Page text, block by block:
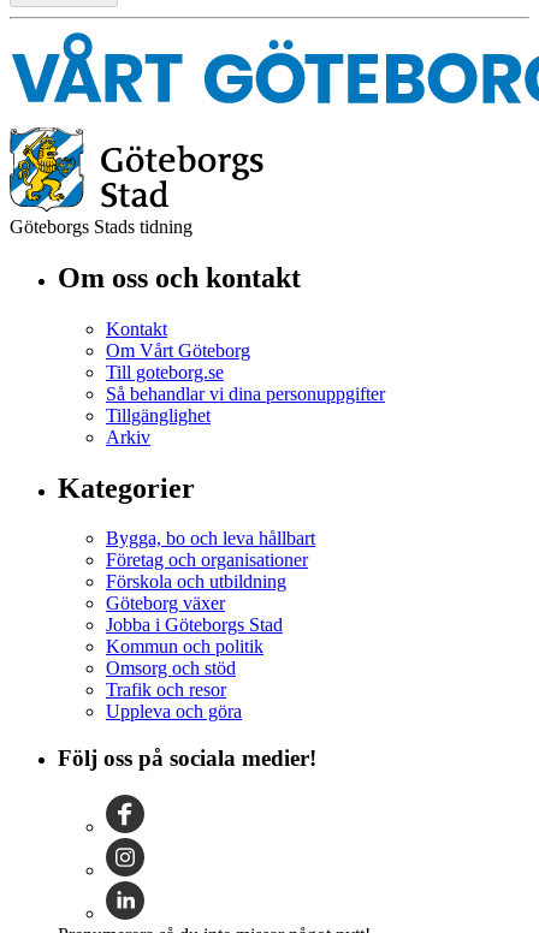
Göteborgs Stads tidning
Om oss och kontakt
Kontakt
Om Vårt Göteborg
Till goteborg.se
Så behandlar vi dina personuppgifter
Tillgänglighet
Arkiv
Kategorier
Bygga, bo och leva hållbart
Företag och organisationer
Förskola och utbildning
Göteborg växer
Jobba i Göteborgs Stad
Kommun och politik
Omsorg och stöd
Trafik och resor
Uppleva och göra
Följ oss på sociala medier!